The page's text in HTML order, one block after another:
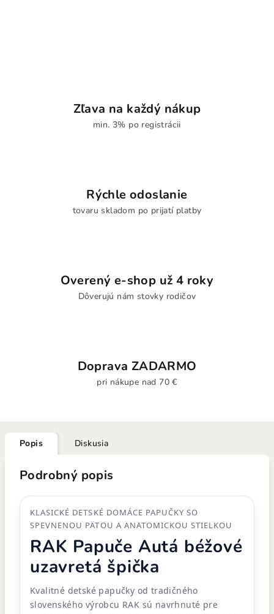
Zľava na každý nákup
min. 3% po registrácii
Rýchle odoslanie
tovaru skladom po prijatí platby
Overený e-shop už 4 roky
Dôverujú nám stovky rodičov
Doprava ZADARMO
pri nákupe nad 70 €
Popis Diskusia
Podrobný popis
KLASICKÉ DETSKÉ DOMÁCE PAPUČKY SO
SPEVNENOU PÄTOU A ANATOMICKOU STIELKOU
RAK Papuče Autá béžové
uzavretá špička
Kvalitné detské papučky od tradičného
slovenského výrobcu RAK sú navrhnuté pre